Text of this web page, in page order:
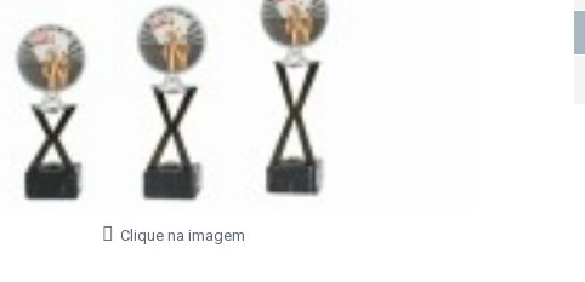
Clique na imagem